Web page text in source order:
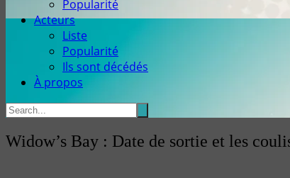
Popularité
Acteurs
Liste
Popularité
Ils sont décédés
À propos
Widow’s Bay : Date de sortie et les